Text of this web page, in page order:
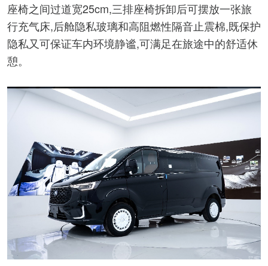
座椅之间过道宽25cm,三排座椅拆卸后可摆放一张旅
行充气床,后舱隐私玻璃和高阻燃性隔音止震棉,既保护
隐私又可保证车内环境静谧,可满足在旅途中的舒适休
憩。